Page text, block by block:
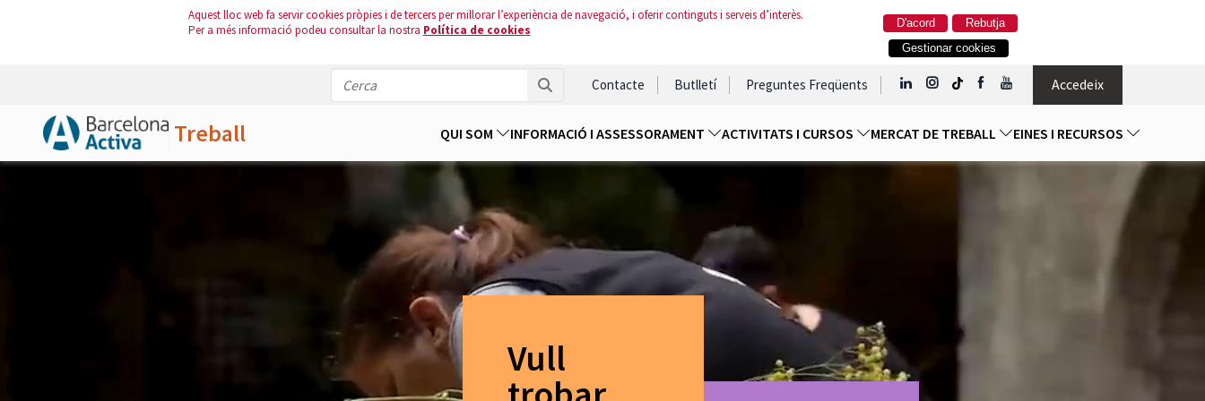
Aquest lloc web fa servir cookies pròpies i de tercers per millorar l’experiència de navegació, i oferir continguts i serveis d’interès.
Per a més informació podeu consultar la nostra Política de cookies Rebutja
D'acord
Gestionar cookies
Contacte Butlletí Preguntes Freqüents Accedeix
Treball QUI SOM INFORMACIÓ I ASSESSORAMENT ACTIVITATS I CURSOS MERCAT DE TREBALL EINES I RECURSOS
Vull